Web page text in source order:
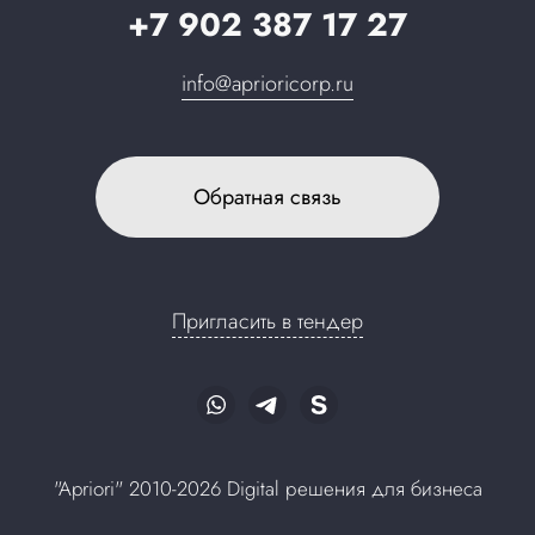
+7 902 387 17 27
info@aprioricorp.ru
Обратная связь
Пригласить в тендер
"Apriori" 2010-2026 Digital решения для бизнеса